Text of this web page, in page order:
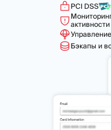
PCI DSS
активности
Бэкапы и